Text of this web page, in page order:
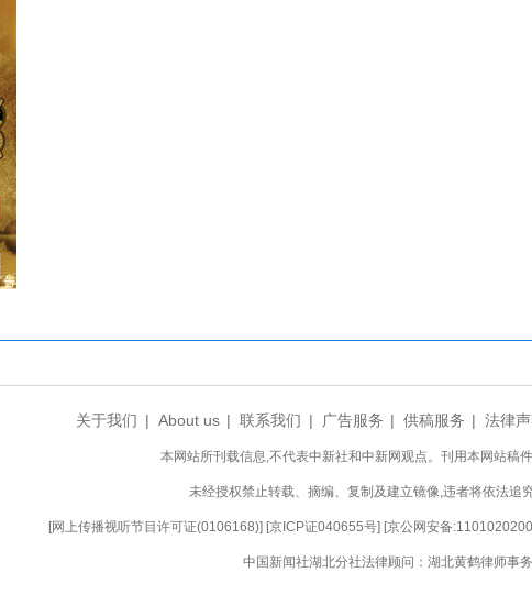
来，又通过优化服务流程、创新服务模式、强化员工
设各环节，不断提升护理质量与患者就医体验，护患
影响力稳步扩大。
理部副主任刘瑜表示，此次获评《病区护理人文关
文关怀实践的充分肯定，医院将以此为契机，将国
化迈进，为群众提供更优质、温馨的医疗护理服务。(